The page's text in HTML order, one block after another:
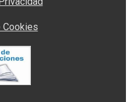
Cookies